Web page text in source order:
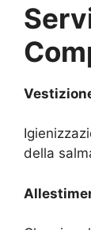
della